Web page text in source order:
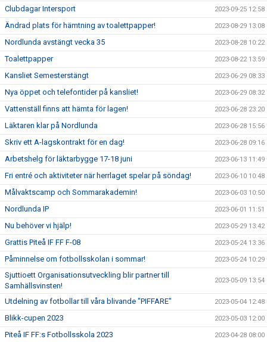
Clubdagar Intersport 2023-09-25 12:58
Ändrad plats för hämtning av toalettpapper! 2023-08-29 13:08
Nordlunda avstängt vecka 35 2023-08-28 10:22
Toalettpapper 2023-08-22 13:59
Kansliet Semesterstängt 2023-06-29 08:33
Nya öppet och telefontider på kansliet! 2023-06-29 08:32
Vattenställ finns att hämta för lagen! 2023-06-28 23:20
Läktaren klar på Nordlunda 2023-06-28 15:56
Skriv ett A-lagskontrakt för en dag! 2023-06-28 09:16
Arbetshelg för läktarbygge 17-18 juni 2023-06-13 11:49
Fri entré och aktiviteter när herrlaget spelar på söndag! 2023-06-10 10:48
Målvaktscamp och Sommarakademin! 2023-06-03 10:50
Nordlunda IP 2023-06-01 11:51
Nu behöver vi hjälp! 2023-05-29 13:42
Grattis Piteå IF FF F-08 2023-05-24 13:36
Påminnelse om fotbollsskolan i sommar! 2023-05-24 10:29
Sjuttioett Organisationsutveckling blir partner till
Samhällsvinsten!
2023-05-09 13:54
Utdelning av fotbollar till våra blivande "PIFFARE" 2023-05-04 12:48
Blikk-cupen 2023 2023-05-03 12:00
Piteå IF FF:s Fotbollsskola 2023 2023-04-28 08:00